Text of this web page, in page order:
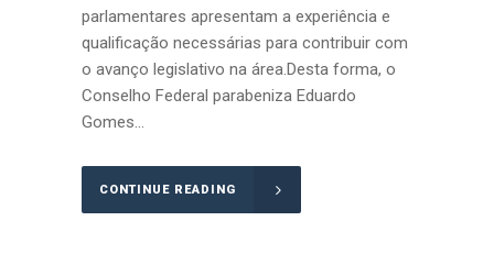
parlamentares apresentam a experiência e
qualificação necessárias para contribuir com
o avanço legislativo na área.Desta forma, o
Conselho Federal parabeniza Eduardo
Gomes...
CONTINUE READING